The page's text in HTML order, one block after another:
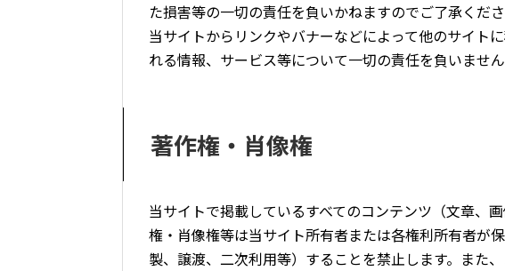
た損害等の一切の責任を負いかねますのでご了承くださ
当サイトからリンクやバナーなどによって他のサイト
れる情報、サービス等について一切の責任を負いません
著作権・肖像権
当サイトで掲載しているすべてのコンテンツ（文章、
権・肖像権等は当サイト所有者または各権利所有者が
製、譲渡、二次利用等）することを禁止します。また